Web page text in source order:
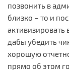
позвонить в
близко – то и
активизировать
дабы убедить
хорошую
прямо об этом